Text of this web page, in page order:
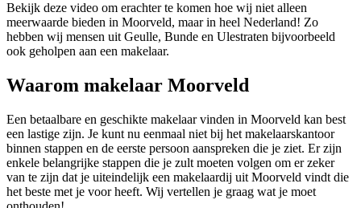
Bekijk deze video om erachter te komen hoe wij niet alleen
meerwaarde bieden in Moorveld, maar in heel Nederland! Zo
hebben wij mensen uit Geulle, Bunde en Ulestraten bijvoorbeeld
ook geholpen aan een makelaar.
Waarom makelaar Moorveld
Een betaalbare en geschikte makelaar vinden in Moorveld kan best
een lastige zijn. Je kunt nu eenmaal niet bij het makelaarskantoor
binnen stappen en de eerste persoon aanspreken die je ziet. Er zijn
enkele belangrijke stappen die je zult moeten volgen om er zeker
van te zijn dat je uiteindelijk een makelaardij uit Moorveld vindt die
het beste met je voor heeft. Wij vertellen je graag wat je moet